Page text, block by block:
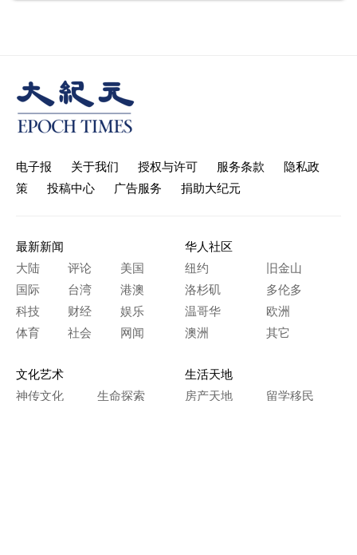
电子报 关于我们 授权与许可 服务条款
隐私政
策
投稿中心 广告服务 捐助大纪元
最新新闻
大陆
评论
美国
国际
台湾
港澳
科技
财经
娱乐
体育
社会 网闻
华人社区
纽约
旧金山
洛杉矶
多伦多
温哥华
欧洲
澳洲
其它
文化艺术
神传文化
生命探索
生活天地
房产天地
留学移民